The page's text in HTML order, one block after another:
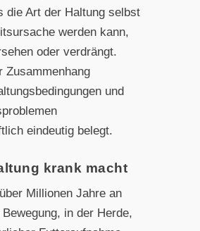
die Art der Haltung selbst
werden kann,
oder verdrängt.
Zusammenhang
und
eindeutig belegt.
krank macht
Millionen Jahre an
in der Herde,